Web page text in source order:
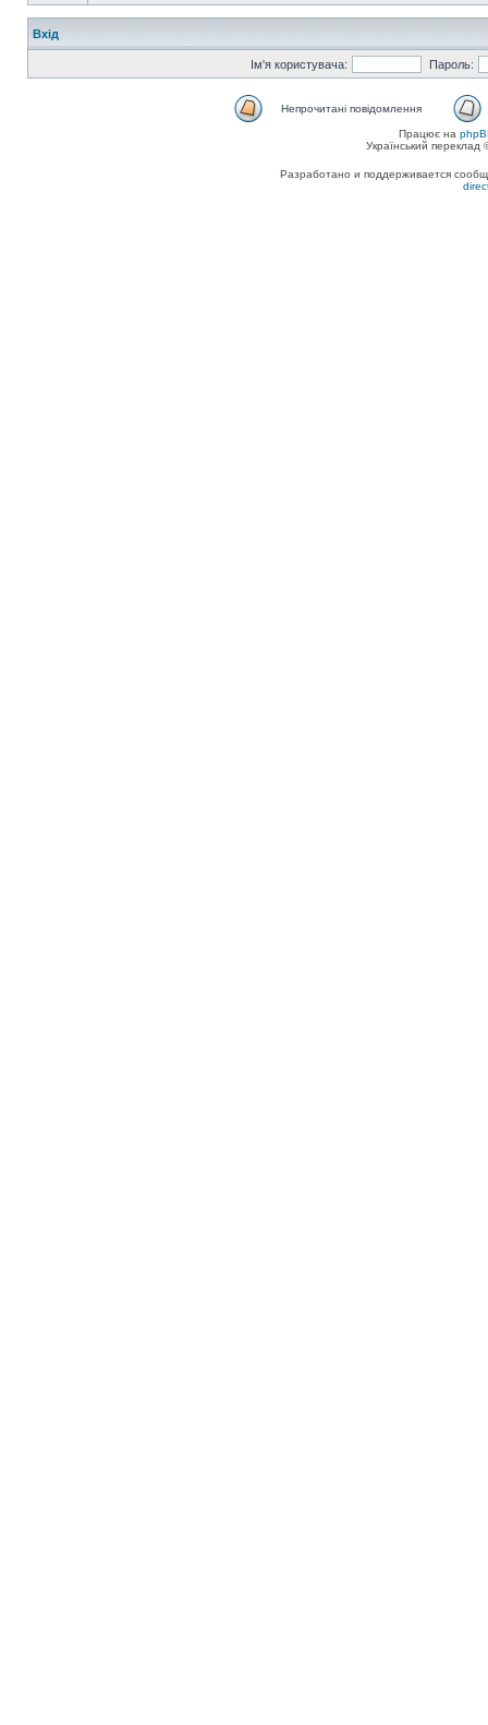
Вхід
Ім'я користувача: Пароль:
Непрочитані повідомлення
Працює на
Український
Разработано и поддерживается